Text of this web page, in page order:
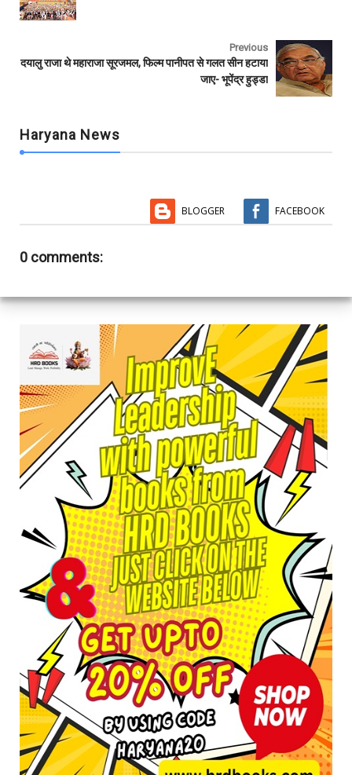
o
k
r
Previous
दयालु राजा थे महाराजा सूरजमल, फिल्म पानीपत से गलत सीन हटाया
जाए- भूपेंद्र हुड्डा
Haryana News
BLOGGER FACEBOOK
0 comments: